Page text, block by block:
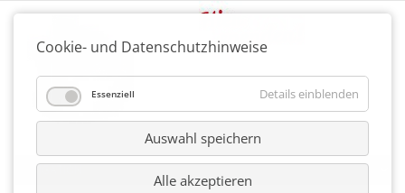
Cookie- und Datenschutzhinweise
Essenziell Details einblenden
Auswahl speichern
Alle akzeptieren